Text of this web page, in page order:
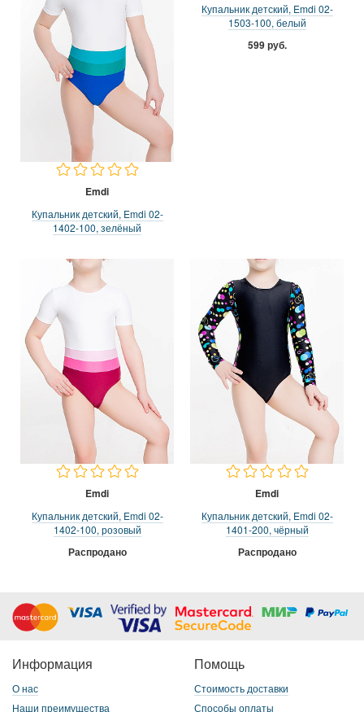
Emdi
Купальник детский, Emdi 02-
1402-100, зелёный
Купальник детский, Emdi 02-
1503-100, белый
599 руб.
Emdi
Купальник детский, Emdi 02-
1402-100, розовый
Распродано
Emdi
Купальник детский, Emdi 02-
1401-200, чёрный
Распродано
Информация
О нас
Наши преимущества
Помощь
Стоимость доставки
Способы оплаты